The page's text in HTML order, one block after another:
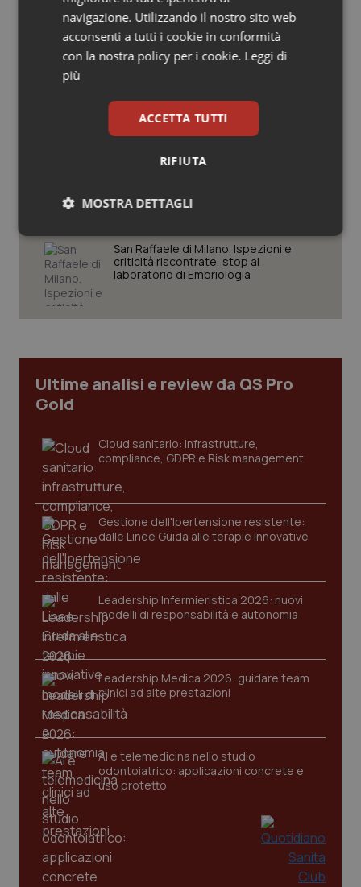
Salute orale & impianti
Sangue & coagulazione
Tumori gastrointestinali
Ulcera & Reflusso
Vaccini
Settimana della Scienza dello
Spallanzani: capire la ricerca per
comprendere il presente
Schillaci: “Gli attuali indicatori non
fotografano la qualità reale del Ssn”
punto della Conferenza delle Regioni
San Raffaele di Milano. Ispezioni e
criticità riscontrate, stop al
laboratorio di Embriologia
Ultime analisi e review da QS Pro
Gold
Cloud sanitario: infrastrutture,
compliance, GDPR e Risk management
Gestione dell'Ipertensione resistente:
dalle Linee Guida alle terapie innovative
Leadership Infermieristica 2026: nuovi
modelli di responsabilità e autonomia
Leadership Medica 2026: guidare team
clinici ad alte prestazioni
AI e telemedicina nello studio
odontoiatrico: applicazioni concrete e
uso protetto
navigazione. Utilizzando il nostro sito web
acconsenti a tutti i cookie in conformità
con la nostra policy per i cookie. Leggi di
più
ACCETTA TUTTI
RIFIUTA
MOSTRA DETTAGLI
Necessari Statistici Marketing
I cookie necessari contribuiscono a rendere fruibile il
sito web abilitandone funzionalità di base quali la
navigazione sulle pagine e l'accesso alle aree
Nome
Fornitore/Dominio
VISITOR_PRIVACY_METADATA
CookieScriptConsent
CookieScript
www.quotidianosanita.it